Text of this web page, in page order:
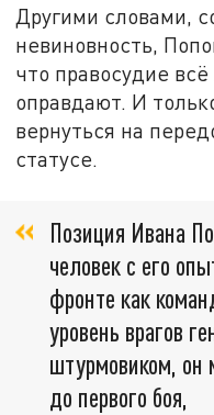
Другими словами,
невиновность,
что правосудие
оправдают. И
вернуться на
статусе.
Позиция Ивана
человек с его
фронте как
уровень врагов
штурмовиком,
до первого боя,